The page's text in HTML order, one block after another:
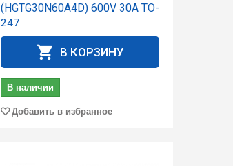
(HGTG30N60A4D) 600V 30A TO-
247
В КОРЗИНУ
В наличии
Добавить в избранное